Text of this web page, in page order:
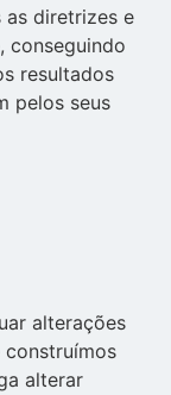
as diretrizes e
conseguindo
resultados
pelos seus
alterações
construímos
alterar